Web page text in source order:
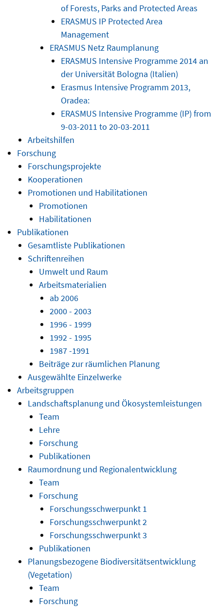
of Forests, Parks and Protected Areas
ERASMUS IP Protected Area
Management
ERASMUS Netz Raumplanung
ERASMUS Intensive Programme 2014 an
der Universität Bologna (Italien)
Erasmus Intensive Programm 2013,
Oradea:
ERASMUS Intensive Programme (IP) from
9-03-2011 to 20-03-2011
Arbeitshilfen
Forschung
Forschungsprojekte
Kooperationen
Promotionen und Habilitationen
Promotionen
Habilitationen
Publikationen
Gesamtliste Publikationen
Schriftenreihen
Umwelt und Raum
Arbeitsmaterialien
ab 2006
2000 - 2003
1996 - 1999
1992 - 1995
1987 -1991
Beiträge zur räumlichen Planung
Ausgewählte Einzelwerke
Arbeitsgruppen
Landschaftsplanung und Ökosystemleistungen
Team
Lehre
Forschung
Publikationen
Raumordnung und Regionalentwicklung
Team
Forschung
Forschungsschwerpunkt 1
Forschungsschwerpunkt 2
Forschungsschwerpunkt 3
Publikationen
Planungsbezogene Biodiversitätsentwicklung
(Vegetation)
Team
Forschung